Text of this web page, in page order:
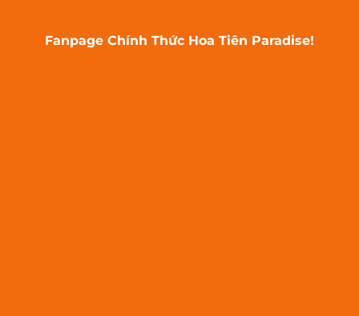
Fanpage Chính Thức Hoa Tiên Paradise!